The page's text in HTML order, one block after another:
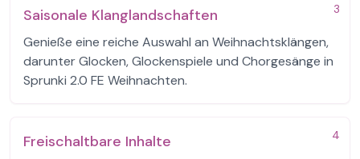
3
Saisonale Klanglandschaften
Genieße eine reiche Auswahl an Weihnachtsklängen,
darunter Glocken, Glockenspiele und Chorgesänge in
Sprunki 2.0 FE Weihnachten.
4
Freischaltbare Inhalte